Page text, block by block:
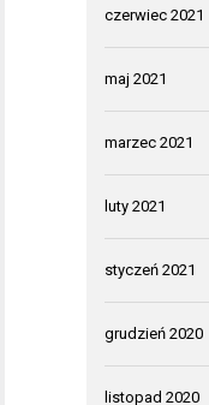
czerwiec 2021
maj 2021
marzec 2021
luty 2021
styczeń 2021
grudzień 2020
listopad 2020